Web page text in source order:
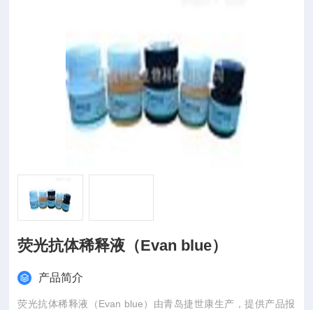
荧光抗体稀释液（Evan blue）
产品简介
荧光抗体稀释液（Evan blue）由青岛捷世康生产，提供产品报